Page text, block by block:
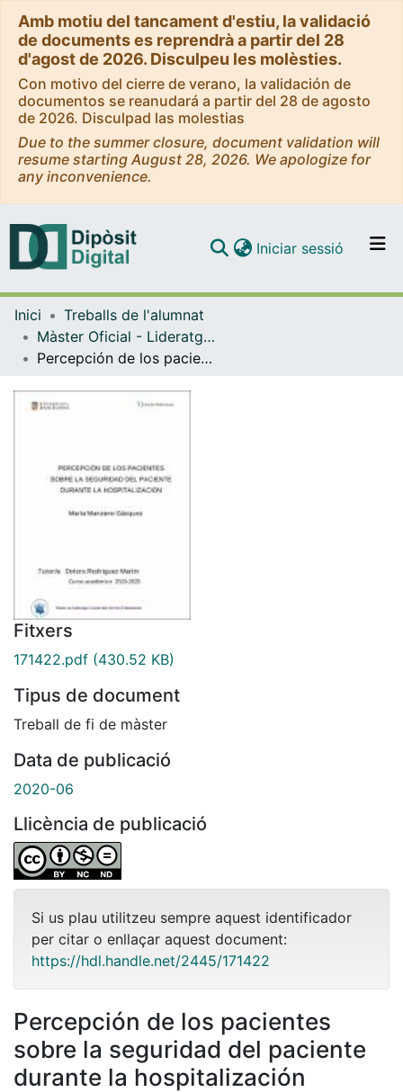
Amb motiu del tancament d'estiu, la validació
de documents es reprendrà a partir del 28
d'agost de 2026. Disculpeu les molèsties.
Con motivo del cierre de verano, la validación de
documentos se reanudará a partir del 28 de agosto
de 2026. Disculpad las molestias
Due to the summer closure, document validation will
resume starting August 28, 2026. We apologize for
any inconvenience.
Navega per tot el DD
Com publicar
Contacte
Iniciar sessió (current)
Inici
Treballs de l'alumnat
Màster Oficial - Lideratge i Gestió dels Serveis d'Infermeria
Percepción de los pacientes sobre la seguridad del paciente durante la hospitalización
Fitxers
171422.pdf (430.52 KB)
Tipus de document
Treball de fi de màster
Data de publicació
2020-06
Llicència de publicació
Si us plau utilitzeu sempre aquest identificador
per citar o enllaçar aquest document:
https://hdl.handle.net/2445/171422
Percepción de los pacientes
sobre la seguridad del paciente
durante la hospitalización